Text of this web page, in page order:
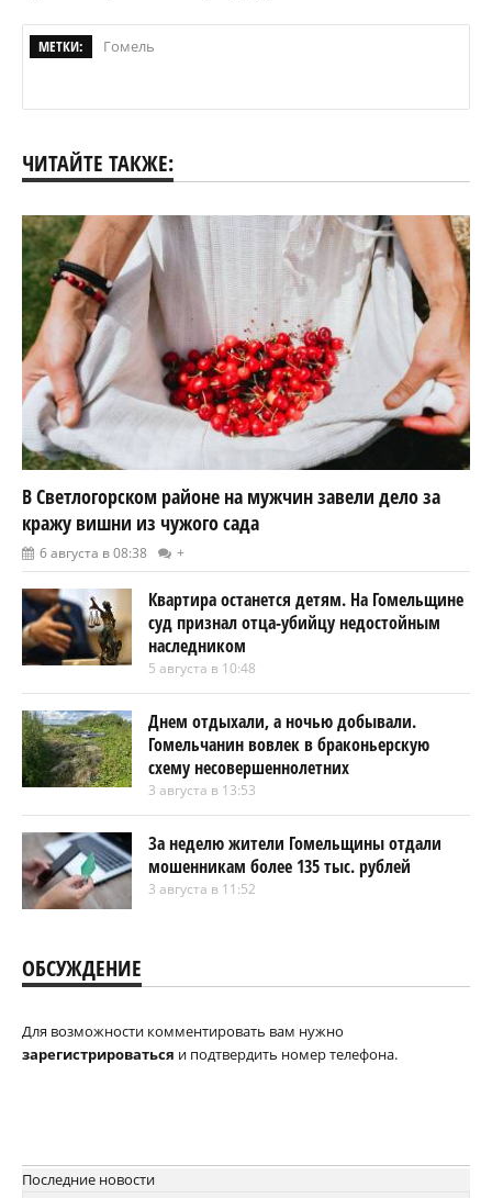
МЕТКИ: Гомель
ЧИТАЙТЕ ТАКЖЕ:
В Светлогорском районе на мужчин завели дело за
кражу вишни из чужого сада
6 августа в 08:38 +
Квартира останется детям. На Гомельщине
суд признал отца-убийцу недостойным
наследником
5 августа в 10:48
Днем отдыхали, а ночью добывали.
Гомельчанин вовлек в браконьерскую
схему несовершеннолетних
3 августа в 13:53
За неделю жители Гомельщины отдали
мошенникам более 135 тыс. рублей
3 августа в 11:52
ОБСУЖДЕНИЕ
Для возможности комментировать вам нужно
зарегистрироваться и подтвердить номер телефона.
Последние новости